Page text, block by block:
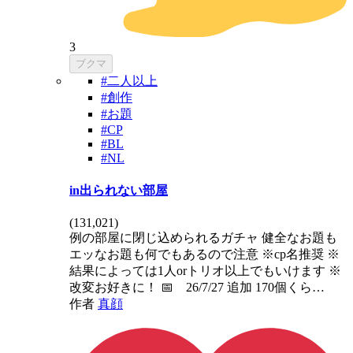
3
ブクマ
#二人以上
#創作
#お題
#CP
#BL
#NL
in出られない部屋
(131,021)
例の部屋に閉じ込められるガチャ 健全なお題も
エッなお題も何でもあるので注意 ※cp名推奨 ※
結果によっては1人orトリオ以上でもいけます ※
改変お好きに！ 📅 26/7/27 追加 170個くら…
作者 真顔